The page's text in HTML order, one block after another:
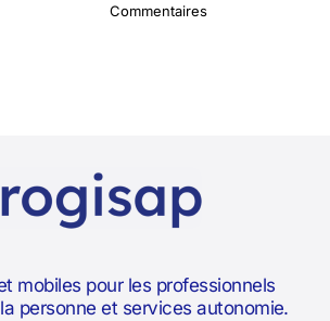
Commentaires
mobiles pour les professionnels
personne et services autonomie.